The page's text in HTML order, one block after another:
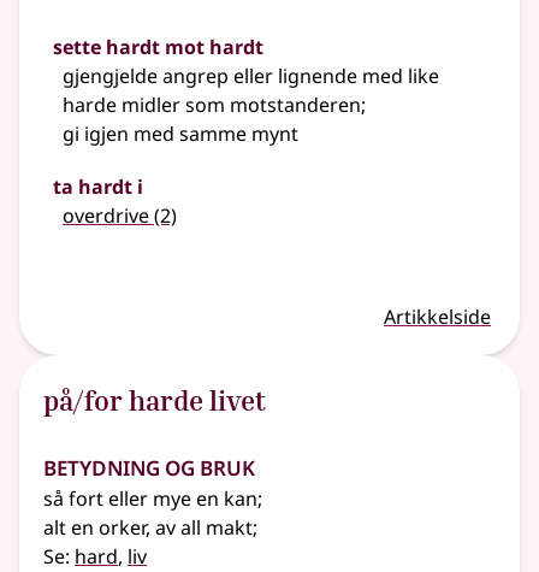
sette hardt mot hardt
gjengjelde angrep eller lignende med like
harde midler som motstanderen;
gi igjen med samme mynt
ta hardt i
overdrive(2)
Artikkelside
på/for harde livet
Betydning og bruk
så fort eller mye en kan;
alt en orker, av all makt;
Se: hard, liv